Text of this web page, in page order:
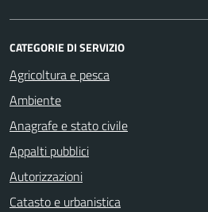
CATEGORIE DI SERVIZIO
Agricoltura e pesca
Ambiente
Anagrafe e stato civile
Appalti pubblici
Autorizzazioni
Catasto e urbanistica